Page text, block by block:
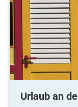
Urlaub an